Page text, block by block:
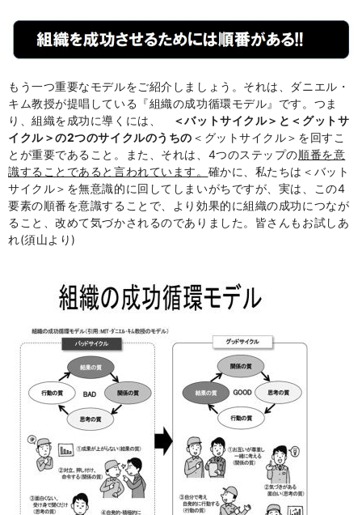
もう一つ重要なモデルをご紹介しましょう。それは、ダニエル・
キム教授が提唱している『組織の成功循環モデル』です。つま
り、組織を成功に導くには、
＜バットサイクル＞と＜グットサ
イクル＞の2つのサイクルのうちの ＜グットサイクル＞を回すこ
とが重要であること。また、それは、 4つのステップの順番を意
識することであると言われています。 確かに、私たちは＜バット
サイクル＞を無意識的に回してしまいがちですが、実は、この4
要素の順番を意識することで、より効果的に組織の成功につなが
ること、改めて気づかされるのでありました。皆さんもお試しあ
れ(須山より)